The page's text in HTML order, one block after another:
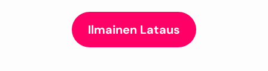
Ilmainen Lataus